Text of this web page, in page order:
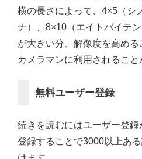
横の長さによって、4×5（シ
ナ）、8×10（エイトバイテ
が大きい分、解像度を高め
カメラマンに利用されること
無料ユーザー登録
続きを読むにはユーザー登録
登録することで3000以上あ